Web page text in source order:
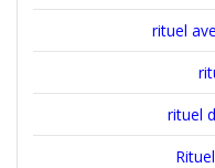
rituel
rituel